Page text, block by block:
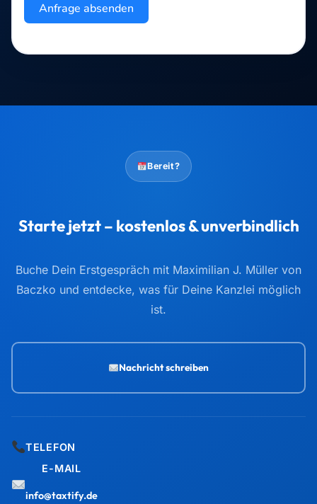
Anfrage absenden
Bereit?
Starte jetzt – kostenlos & unverbindlich
Buche Dein Erstgespräch mit Maximilian J. Müller von
Baczko und entdecke, was für Deine Kanzlei möglich
ist.
Nachricht schreiben
TELEFON
E-MAIL
info@taxtify.de